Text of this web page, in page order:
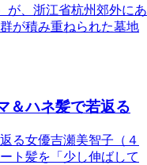
が、浙江省杭州郊外にあ
が積み重ねられた墓地
＆ハネ髪で若返る
る女優吉瀬美智子（４
ト髪を「少し伸ばして